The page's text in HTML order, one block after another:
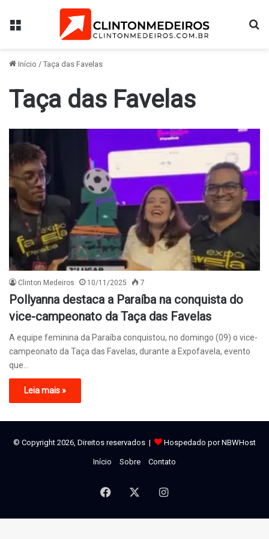
Menu
Início / Taça das Favelas
Taça das Favelas
Clinton Medeiros 10/11/2025 7
Pollyanna destaca a Paraíba na conquista do
vice-campeonato da Taça das Favelas
A equipe feminina da Paraíba conquistou, no domingo (09) o vice-
campeonato da Taça das Favelas, durante a Expofavela, evento
que…
Leia mais »
© Copyright 2026, Direitos reservados | Hospedado por NBWHost
Início Sobre Contato
Facebook Instagram